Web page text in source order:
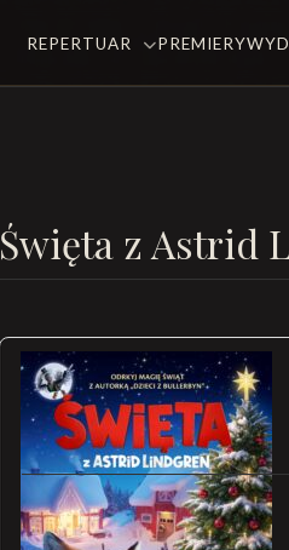
REPERTUAR PREMIERY
Święta z Astrid